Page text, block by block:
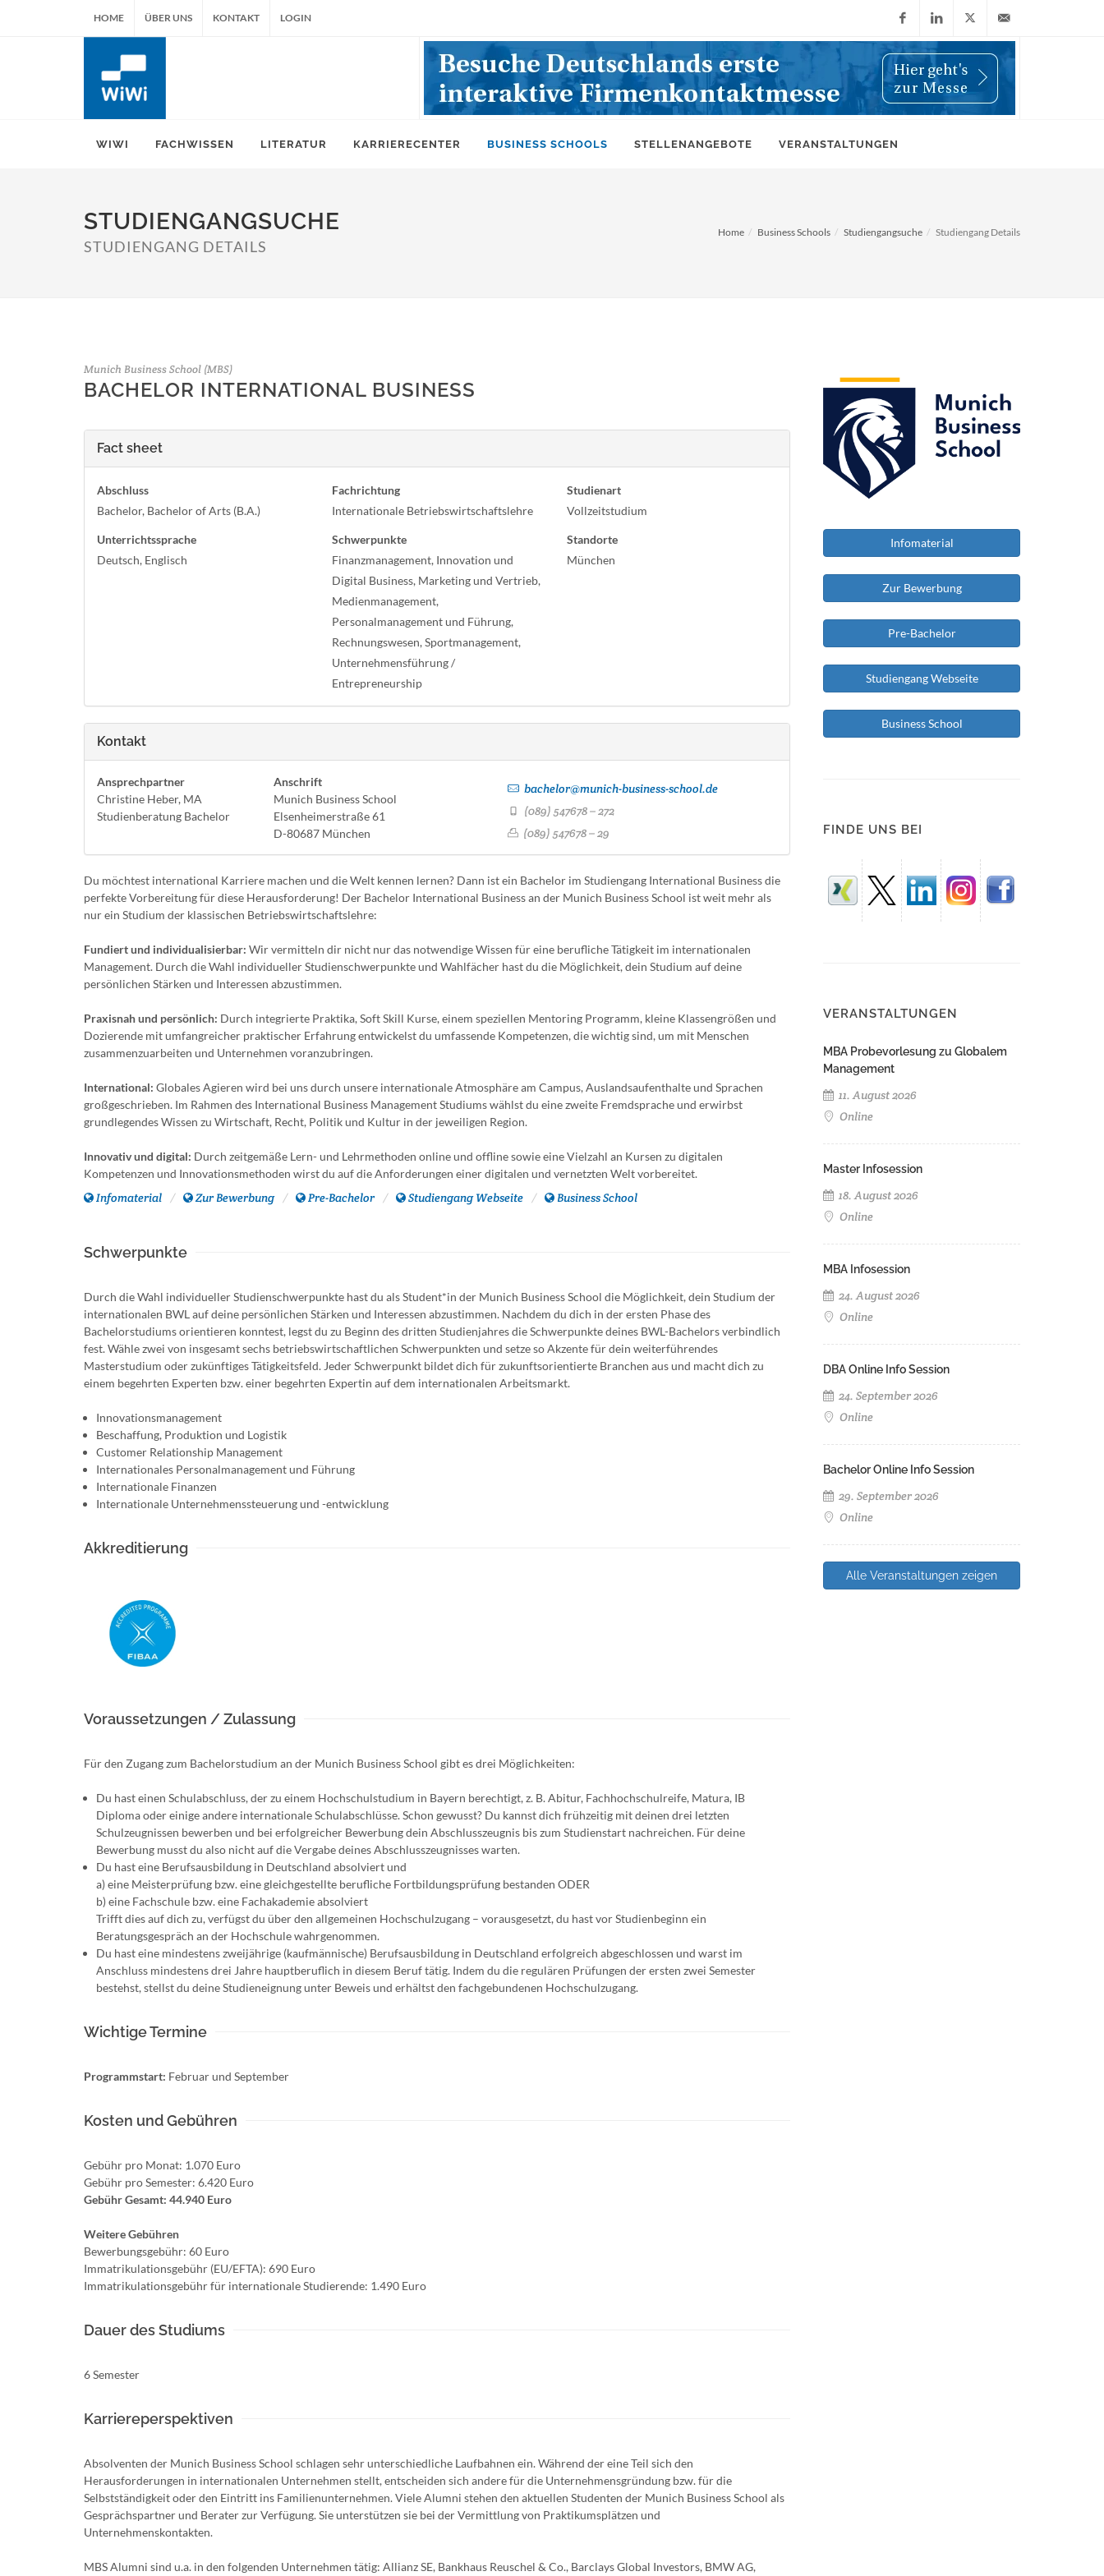
HOME ÜBER UNS KONTAKT LOGIN
FacebookLinkedIn
X
(Twitter)
info@wiwi-
WIWI FACHWISSEN LITERATUR KARRIERECENTER BUSINESS SCHOOLS STELLENANGEBOTE VERANSTALTUNGEN
STUDIENGANGSUCHE
STUDIENGANG DETAILS
Home Business Schools Studiengangsuche Studiengang Details
Munich Business School (MBS)
BACHELOR INTERNATIONAL BUSINESS
Fact sheet
Abschluss
Bachelor, Bachelor of Arts (B.A.)
Unterrichtssprache
Deutsch, Englisch
Fachrichtung
Internationale Betriebswirtschaftslehre
Schwerpunkte
Finanzmanagement, Innovation und
Digital Business, Marketing und Vertrieb,
Medienmanagement,
Personalmanagement und Führung,
Rechnungswesen, Sportmanagement,
Unternehmensführung /
Entrepreneurship
Studienart
Vollzeitstudium
Standorte
München
Kontakt
Ansprechpartner
Christine Heber, MA
Studienberatung Bachelor
Anschrift
Munich Business School
Elsenheimerstraße 61
D-80687 München
bachelor@munich-business-school.de
(089) 547678 – 272
(089) 547678 – 29
Du möchtest international Karriere machen und die Welt kennen lernen? Dann ist ein Bachelor im Studiengang International Business die
perfekte Vorbereitung für diese Herausforderung! Der Bachelor International Business an der Munich Business School ist weit mehr als
nur ein Studium der klassischen Betriebswirtschaftslehre:
Fundiert und individualisierbar: Wir vermitteln dir nicht nur das notwendige Wissen für eine berufliche Tätigkeit im internationalen
Management. Durch die Wahl individueller Studienschwerpunkte und Wahlfächer hast du die Möglichkeit, dein Studium auf deine
persönlichen Stärken und Interessen abzustimmen.
Praxisnah und persönlich: Durch integrierte Praktika, Soft Skill Kurse, einem speziellen Mentoring Programm, kleine Klassengrößen und
Dozierende mit umfangreicher praktischer Erfahrung entwickelst du umfassende Kompetenzen, die wichtig sind, um mit Menschen
zusammenzuarbeiten und Unternehmen voranzubringen.
International: Globales Agieren wird bei uns durch unsere internationale Atmosphäre am Campus, Auslandsaufenthalte und Sprachen
großgeschrieben. Im Rahmen des International Business Management Studiums wählst du eine zweite Fremdsprache und erwirbst
grundlegendes Wissen zu Wirtschaft, Recht, Politik und Kultur in der jeweiligen Region.
Innovativ und digital: Durch zeitgemäße Lern- und Lehrmethoden online und offline sowie eine Vielzahl an Kursen zu digitalen
Kompetenzen und Innovationsmethoden wirst du auf die Anforderungen einer digitalen und vernetzten Welt vorbereitet.
Infomaterial Zur Bewerbung Pre-Bachelor Studiengang Webseite Business School
Schwerpunkte
Durch die Wahl individueller Studienschwerpunkte hast du als Student*in der Munich Business School die Möglichkeit, dein Studium der
internationalen BWL auf deine persönlichen Stärken und Interessen abzustimmen. Nachdem du dich in der ersten Phase des
Bachelorstudiums orientieren konntest, legst du zu Beginn des dritten Studienjahres die Schwerpunkte deines BWL-Bachelors verbindlich
fest. Wähle zwei von insgesamt sechs betriebswirtschaftlichen Schwerpunkten und setze so Akzente für dein weiterführendes
Masterstudium oder zukünftiges Tätigkeitsfeld. Jeder Schwerpunkt bildet dich für zukunftsorientierte Branchen aus und macht dich zu
einem begehrten Experten bzw. einer begehrten Expertin auf dem internationalen Arbeitsmarkt.
Innovationsmanagement
Beschaffung, Produktion und Logistik
Customer Relationship Management
Internationales Personalmanagement und Führung
Internationale Finanzen
Internationale Unternehmenssteuerung und -entwicklung
Akkreditierung
Voraussetzungen / Zulassung
Für den Zugang zum Bachelorstudium an der Munich Business School gibt es drei Möglichkeiten:
Du hast einen Schulabschluss, der zu einem Hochschulstudium in Bayern berechtigt, z. B. Abitur, Fachhochschulreife, Matura, IB
Diploma oder einige andere internationale Schulabschlüsse. Schon gewusst? Du kannst dich frühzeitig mit deinen drei letzten
Schulzeugnissen bewerben und bei erfolgreicher Bewerbung dein Abschlusszeugnis bis zum Studienstart nachreichen. Für deine
Bewerbung musst du also nicht auf die Vergabe deines Abschlusszeugnisses warten.
Du hast eine Berufsausbildung in Deutschland absolviert und
a) eine Meisterprüfung bzw. eine gleichgestellte berufliche Fortbildungsprüfung bestanden ODER
b) eine Fachschule bzw. eine Fachakademie absolviert
Trifft dies auf dich zu, verfügst du über den allgemeinen Hochschulzugang – vorausgesetzt, du hast vor Studienbeginn ein
Beratungsgespräch an der Hochschule wahrgenommen.
Du hast eine mindestens zweijährige (kaufmännische) Berufsausbildung in Deutschland erfolgreich abgeschlossen und warst im
Anschluss mindestens drei Jahre hauptberuflich in diesem Beruf tätig. Indem du die regulären Prüfungen der ersten zwei Semester
bestehst, stellst du deine Studieneignung unter Beweis und erhältst den fachgebundenen Hochschulzugang.
Wichtige Termine
Programmstart: Februar und September
Kosten und Gebühren
Gebühr pro Monat: 1.070 Euro
Gebühr pro Semester: 6.420 Euro
Gebühr Gesamt: 44.940 Euro
Weitere Gebühren
Bewerbungsgebühr: 60 Euro
Immatrikulationsgebühr (EU/EFTA): 690 Euro
Immatrikulationsgebühr für internationale Studierende: 1.490 Euro
Dauer des Studiums
6 Semester
Karriereperspektiven
Absolventen der Munich Business School schlagen sehr unterschiedliche Laufbahnen ein. Während der eine Teil sich den
Herausforderungen in internationalen Unternehmen stellt, entscheiden sich andere für die Unternehmensgründung bzw. für die
Selbstständigkeit oder den Eintritt ins Familienunternehmen. Viele Alumni stehen den aktuellen Studenten der Munich Business School als
Gesprächspartner und Berater zur Verfügung. Sie unterstützen sie bei der Vermittlung von Praktikumsplätzen und
Unternehmenskontakten.
MBS Alumni sind u.a. in den folgenden Unternehmen tätig: Allianz SE, Bankhaus Reuschel & Co., Barclays Global Investors, BMW AG,
Infomaterial
Zur Bewerbung
Pre-Bachelor
Studiengang Webseite
Business School
FINDE UNS BEI
VERANSTALTUNGEN
MBA Probevorlesung zu Globalem
Management
11. August 2026
Online
Master Infosession
18. August 2026
Online
MBA Infosession
24. August 2026
Online
DBA Online Info Session
24. September 2026
Online
Bachelor Online Info Session
29. September 2026
Online
Alle Veranstaltungen zeigen